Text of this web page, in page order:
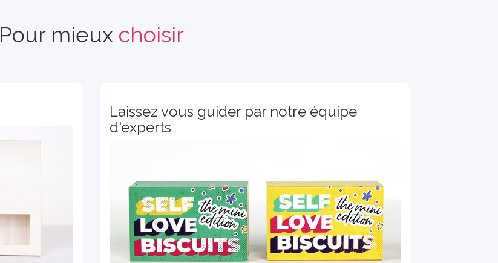
Pour mieux choisir
Laissez vous guider par notre équipe
d'experts